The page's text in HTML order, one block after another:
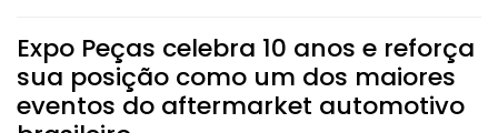
Expo Peças celebra 10 anos e reforça
sua posição como um dos maiores
eventos do aftermarket automotivo